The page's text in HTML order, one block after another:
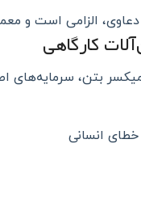
الزامی است و
کارگاهی
و میکسر بتن،
انسانی